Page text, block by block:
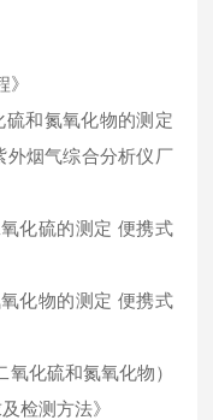
硫和氮氧化物的测定
外烟气综合分析仪厂
化硫的测定 便携式
化物的测定 便携式
化硫和氮氧化物）
检测方法》